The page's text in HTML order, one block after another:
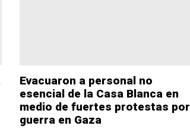
Evacuaron a personal no
esencial de la Casa Blanca en
medio de fuertes protestas por
guerra en Gaza